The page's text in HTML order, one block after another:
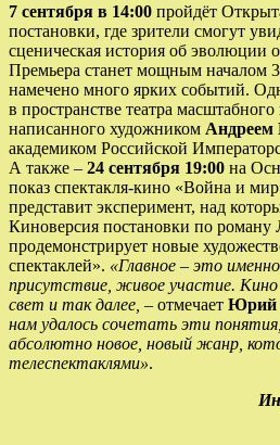
7 сентября в 14:00 пройдёт
постановки, где зрители смогут
сценическая история об эволюции
Премьера станет мощным началом
намечено много ярких событий.
в пространстве театра
написанного художником
академиком Российской
А также – 24 сентября 19:00 на
показ спектакля-кино «Война и
представит эксперимент, над
Киноверсия постановки по роману
продемонстрирует новые
спектаклей». «Главное – это
присутствие, живое участие.
свет и так далее, – отмечает Юрий
нам удалось сочетать эти
абсолютно новое, новый жанр,
телеспектаклями».